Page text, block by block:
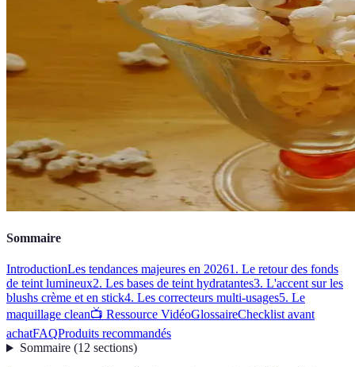
Sommaire
IntroductionLes tendances majeures en 20261. Le retour des fonds
de teint lumineux2. Les bases de teint hydratantes3. L'accent sur les
blushs crème et en stick4. Les correcteurs multi-usages5. Le
maquillage clean📺 Ressource VidéoGlossaireChecklist avant
achatFAQProduits recommandés
Sommaire(12 sections)